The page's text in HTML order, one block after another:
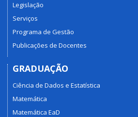
Legislação
Serviços
Programa de Gestão
Publicações de Docentes
GRADUAÇÃO
Ciência de Dados e Estatística
Matemática
Matemática EaD